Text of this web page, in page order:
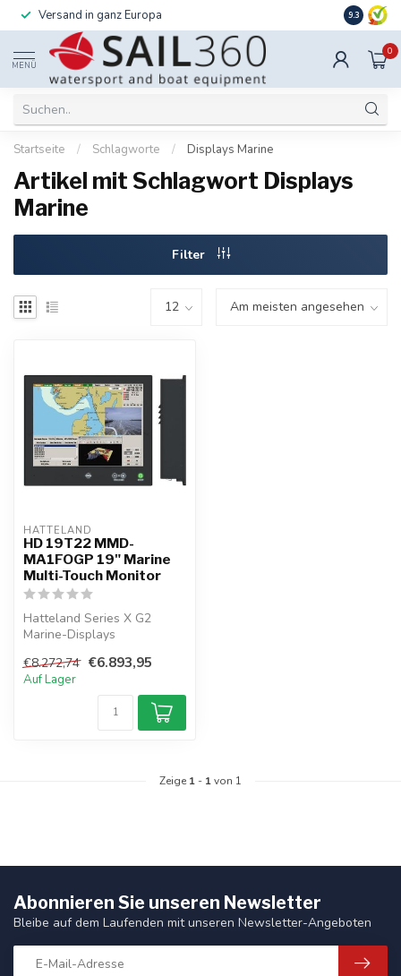
Versand in ganz Europa 9.3
MENÜ
0
Startseite / Schlagworte / Displays Marine
Artikel mit Schlagwort Displays
Marine
Filter
HATTELAND
HD 19T22 MMD-
MA1FOGP 19" Marine
Multi-Touch Monitor
Hatteland Series X G2
Marine-Displays
Steuerung, SXGA-Kl...
€8.272,74 €6.893,95
Auf Lager
Zeige 1 - 1von 1
Abonnieren Sie unseren Newsletter
Bleibe auf dem Laufenden mit unseren Newsletter-Angeboten